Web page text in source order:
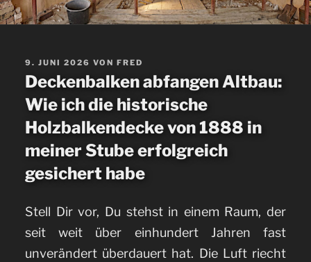
VERÖFFENTLICHT
AM
9. JUNI 2026 VON FRED
Deckenbalken abfangen Altbau:
Wie ich die historische
Holzbalkendecke von 1888 in
meiner Stube erfolgreich
gesichert habe
Stell Dir vor, Du stehst in einem Raum, der
seit weit über einhundert Jahren fast
unverändert überdauert hat. Die Luft riecht